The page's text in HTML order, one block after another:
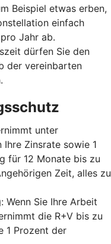
Beispiel etwas erben,
einfach
Jahr ab.
dürfen Sie den
der vereinbarten
unter
Zinsrate sowie 1
für 12 Monate bis zu
Zeit, alles zu
Wenn Sie Ihre Arbeit
die R+V bis zu
1 Prozent der